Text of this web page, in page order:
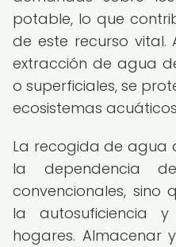
potable, lo que
de este recurso vital.
extracción de agua
o superficiales, se
ecosistemas
La recogida de agua
la dependencia
convencionales, sino
la autosuficiencia
hogares. Almacenar